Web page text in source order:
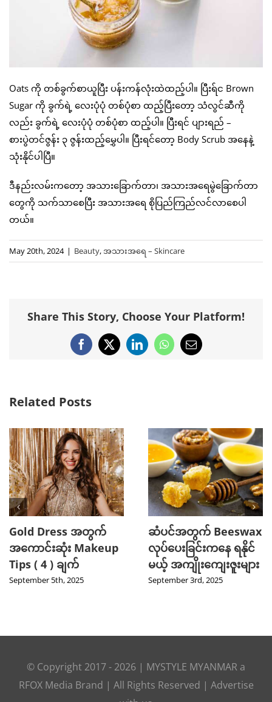
Oats ကို တစ်ခွက်စာယူပြီး ပန်းကန်လုံးထဲထည့်ပါ။ ပြီးရ်င Brown
Sugar ကို ခွက်ရဲ့ လေးပုံပုံ တစ်ပုံစာ ထည့်ပြီးတော့ သံလွင်ဆီကို
လည်း ခွက်ရဲ့ လေးပုံပုံ တစ်ပုံစာ ထည့်ပါ။ ပြီးရင် ပျားရည် –
စားပွဲတင်ဇွန်း ၃ ဇွန်းထည့်မွှေပါ။ ပြီးရင်တော့ Body Scrub အနေနဲ့
သုံးနိုင်ပါပြီ။
ဒီနည်းလမ်းကတော့ အသားခြောက်တာ၊ အသားအရေမွဲခြောက်တာ
တွေကို သက်သာစေပြီး အသားအရေ စိုပြည်ကြည်လင်လာစေပါ
တယ်။
May 20th, 2024 | Beauty,အသားအရေ – Skincare
Share This Story, Choose Your Platform!
Facebook
X LinkedInWhatsApp
Email
Related Posts
Gold Dress အတွက်
အကောင်းဆုံး Makeup
Tips ( 4 ) ချက်
September 5th, 2025
ဆံပင်အတွက် Beeswax
လုပ်ပေးခြင်းကနေ ရနိုင်
မယ့် အကျိုးကျေးဇူးများ
September 3rd, 2025
© Copyright 2017 - 2026 | MYSTYLE MYANMAR a
RFOX Media Brand | All Rights Reserved | Advertise